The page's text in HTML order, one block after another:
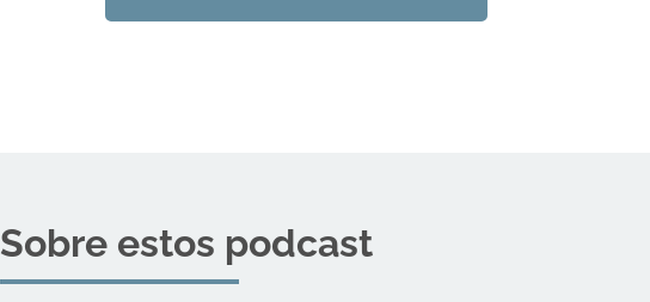
Sobre estos podcast